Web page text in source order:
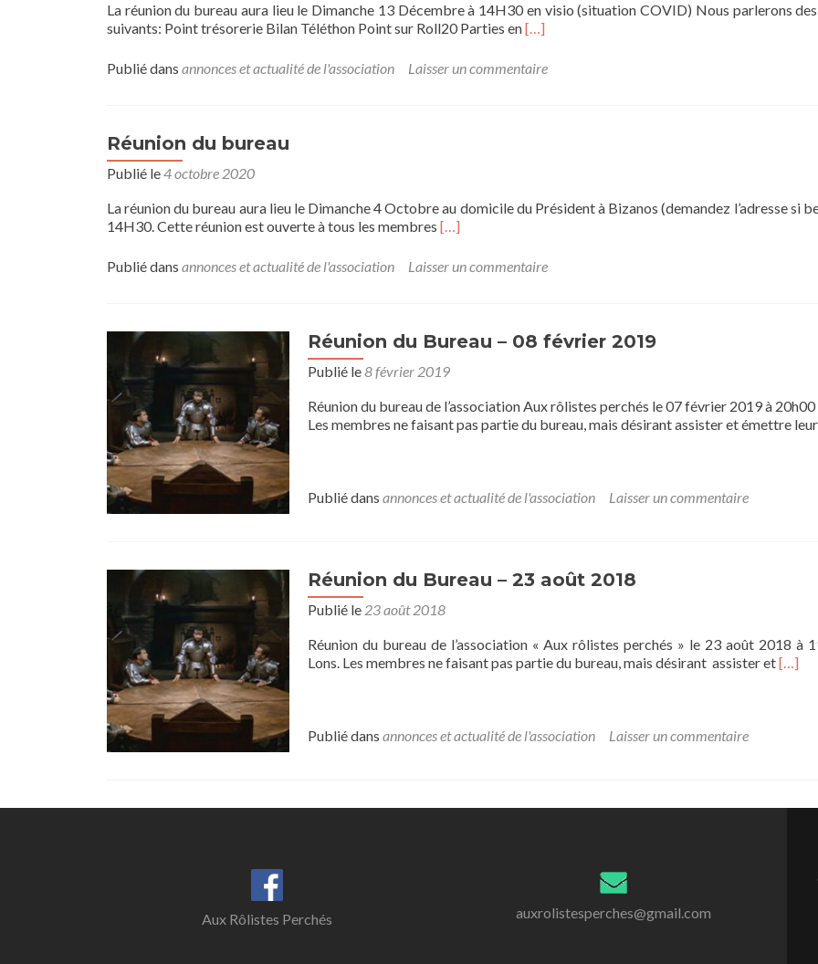
La réunion du bureau aura lieu le Dimanche 13 Décembre à 14H30 en visio (situation COVID) Nous parlerons
suivants: Point trésorerie Bilan Téléthon Point sur Roll20 Parties enEn
plus
[…]
Publié dans annonces et actualité de l'association Laisser un commentaire
Réunion du bureau
Publié le4 octobre 2020
La réunion du bureau aura lieu le Dimanche 4 Octobre au domicile du Président à Bizanos (demandez l’adresse si
14H30. Cette réunion est ouverte à tous les membres En
plus
[…]
Publié dans annonces et actualité de l'association Laisser un commentaire
Réunion du Bureau – 08 février 2019
Publié le8 février 2019
Réunion du bureau de l’association Aux rôlistes perchés le 07 février 2019 à 20h00
Les membres ne faisant pas partie du bureau, mais désirant assister et émettre leur
Publié dans annonces et actualité de l'association Laisser un commentaire
Réunion du Bureau – 23 août 2018
Publié le 23 août 2018
Réunion du bureau de l’association « Aux rôlistes perchés » le 23 août 2018 à
Lons. Les membres ne faisant pas partie du bureau, mais désirant assister etEn
août
[…]
Publié dans annonces et actualité de l'association Laisser un commentaire
Aux Rôlistes Perchés auxrolistesperches@gmail.com